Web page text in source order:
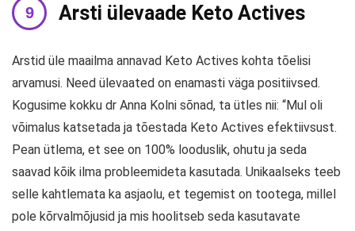
Arsti ülevaade Keto Actives
Arstid üle maailma annavad Keto Actives kohta tõelisi
arvamusi. Need ülevaated on enamasti väga positiivsed.
Kogusime kokku dr Anna Kolni sõnad, ta ütles nii: “Mul oli
võimalus katsetada ja tõestada Keto Actives efektiivsust.
Pean ütlema, et see on 100% looduslik, ohutu ja seda
saavad kõik ilma probleemideta kasutada. Unikaalseks teeb
selle kahtlemata ka asjaolu, et tegemist on tootega, millel
pole kõrvalmõjusid ja mis hoolitseb seda kasutavate